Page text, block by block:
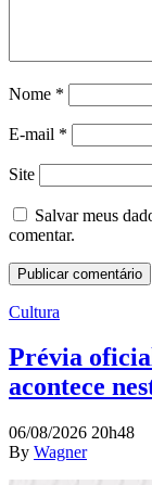
Nome *
E-mail *
Site
Salvar meus
comentar.
Cultura
Prévia
acontece
06/08/2026 20h48
By Wagner